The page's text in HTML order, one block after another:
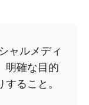
ャルメディ
明確な目的
ること。